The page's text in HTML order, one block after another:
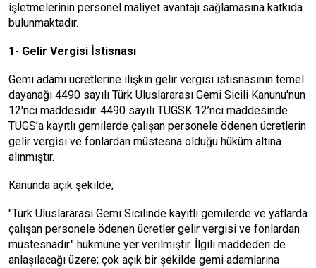
işletmelerinin personel maliyet avantajı sağlamasına katkıda
bulunmaktadır.
1- Gelir Vergisi İstisnası
Gemi adamı ücretlerine ilişkin gelir vergisi istisnasının temel
dayanağı 4490 sayılı Türk Uluslararası Gemi Sicili Kanunu'nun
12'nci maddesidir. 4490 sayılı TUGSK 12’nci maddesinde
TUGS’a kayıtlı gemilerde çalışan personele ödenen ücretlerin
gelir vergisi ve fonlardan müstesna olduğu hüküm altına
alınmıştır.
Kanunda açık şekilde;
"Türk Uluslararası Gemi Sicilinde kayıtlı gemilerde ve yatlarda
çalışan personele ödenen ücretler gelir vergisi ve fonlardan
müstesnadır." hükmüne yer verilmiştir. İlgili maddeden de
anlaşılacağı üzere; çok açık bir şekilde gemi adamlarına